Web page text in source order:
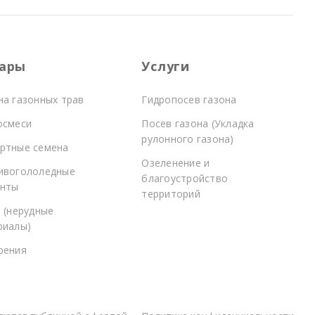
газонных трав
семена
(нерудные
Услуги
Гидропосев газона
Посев газона (Укладка
рулонного газона)
Озеленение и
благоустройство
территорий